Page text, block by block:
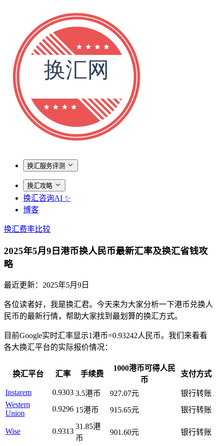
换汇服务评测
换汇攻略
换汇咨询AI ✨
博客
换汇费率比较
2025年5月9日港币换人民币最新汇率及换汇省钱攻
略
最近更新： 2025年5月9日
各位读者好，我是换汇君。今天来为大家分析一下港币兑换人
民币的最新行情，帮助大家找到最划算的换汇方式。
目前Google实时汇率显示1港币=0.93242人民币。我们来看看
各大换汇平台的实际报价情况：
换汇平台 汇率 手续费
1000港币可得人民
币
支付方式
Instarem 0.9303 3.5港币 927.07元
银行转账
Western
Union
0.9296 15港币 915.65元 银行转账
Wise 0.9313
31.85港
币
901.60元 银行转账